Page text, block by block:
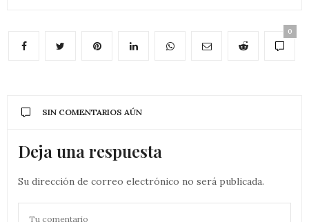
0
SIN COMENTARIOS AÚN
Deja una respuesta
Su dirección de correo electrónico no será publicada.